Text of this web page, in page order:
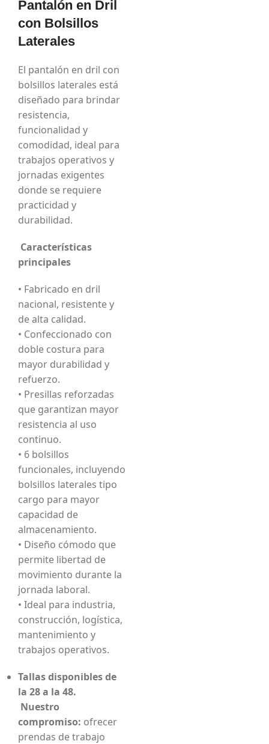
Pantalón en Dril
con Bolsillos
Laterales
El pantalón en dril con
bolsillos laterales está
diseñado para brindar
resistencia,
funcionalidad y
comodidad, ideal para
trabajos operativos y
jornadas exigentes
donde se requiere
practicidad y
durabilidad.
Características
principales
• Fabricado en dril
nacional, resistente y
de alta calidad.
• Confeccionado con
doble costura para
mayor durabilidad y
refuerzo.
• Presillas reforzadas
que garantizan mayor
resistencia al uso
continuo.
• 6 bolsillos
funcionales, incluyendo
bolsillos laterales tipo
cargo para mayor
capacidad de
almacenamiento.
• Diseño cómodo que
permite libertad de
movimiento durante la
jornada laboral.
• Ideal para industria,
construcción, logística,
mantenimiento y
trabajos operativos.
Tallas disponibles de
la 28 a la 48.
Nuestro
compromiso: ofrecer
prendas de trabajo